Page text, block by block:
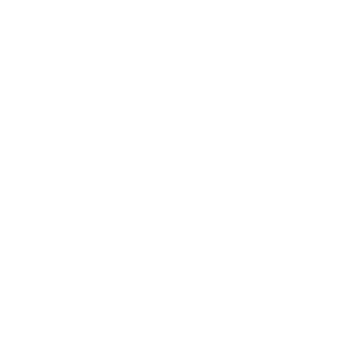
a \cdot d = b \cdot c